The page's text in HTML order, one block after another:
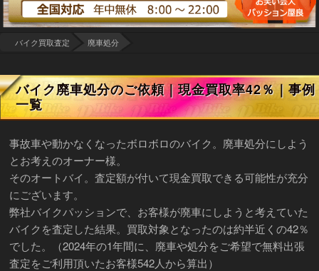
バイク買取査定 廃車処分
バイク廃車処分のご依頼｜現金買取率42％｜事例
一覧
事故車や動かなくなったボロボロのバイク。廃車処分にしよう
とお考えのオーナー様。
そのオートバイ。査定額が付いて現金買取できる可能性が充分
にございます。
弊社バイクパッションで、お客様が廃車にしようと考えていた
バイクを査定した結果。買取対象となったのは約半近くの42％
でした。（2024年の1年間に、廃車や処分をご希望で無料出張
査定をご利用頂いたお客様542人から算出）